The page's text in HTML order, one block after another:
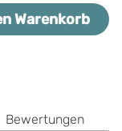
Warenkorb
Bewertungen